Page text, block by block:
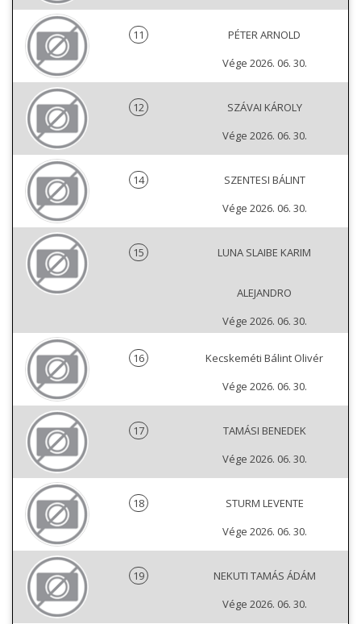
11
PÉTER ARNOLD
Vége 2026. 06. 30.
12
SZÁVAI KÁROLY
Vége 2026. 06. 30.
14
SZENTESI BÁLINT
Vége 2026. 06. 30.
15 LUNA SLAIBE KARIM
ALEJANDRO
Vége 2026. 06. 30.
16
Kecskeméti Bálint Olivér
Vége 2026. 06. 30.
17
TAMÁSI BENEDEK
Vége 2026. 06. 30.
18
STURM LEVENTE
Vége 2026. 06. 30.
19
NEKUTI TAMÁS ÁDÁM
Vége 2026. 06. 30.